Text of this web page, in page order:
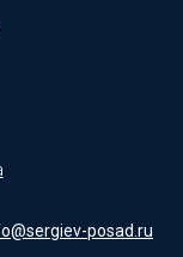
posad.ru